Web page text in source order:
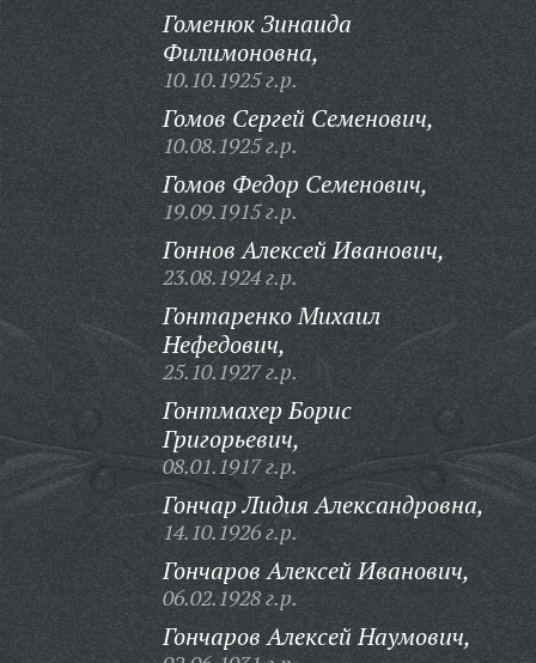
Гоменюк Зинаида
Филимоновна,
10.10.1925 г.р.
Гомов Сергей Семенович,
10.08.1925 г.р.
Гомов Федор Семенович,
19.09.1915 г.р.
Гоннов Алексей Иванович,
23.08.1924 г.р.
Гонтаренко Михаил
Нефедович,
25.10.1927 г.р.
Гонтмахер Борис
Григорьевич,
08.01.1917 г.р.
Гончар Лидия Александровна,
14.10.1926 г.р.
Гончаров Алексей Иванович,
06.02.1928 г.р.
Гончаров Алексей Наумович,